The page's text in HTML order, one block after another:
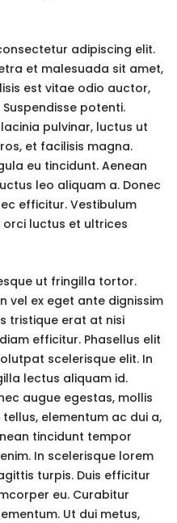
adipiscing elit.
et malesuada sit amet,
est vitae odio auctor,
potenti.
pulvinar, luctus ut
et facilisis magna.
eu tincidunt. Aenean
leo aliquam a. Donec
efficitur. Vestibulum
luctus et ultrices
ut fringilla tortor.
vel ex eget ante dignissim
tristique erat at nisi
efficitur. Phasellus elit
scelerisque elit. In
lectus aliquam id.
augue egestas, mollis
elementum ac dui a,
tincidunt tempor
In scelerisque lorem
turpis. Duis efficitur
eu. Curabitur
Ut dui metus,